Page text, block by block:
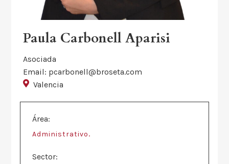
Paula Carbonell Aparisi
Asociada
Email: pcarbonell@broseta.com
Valencia
Área:
Administrativo.
Sector: